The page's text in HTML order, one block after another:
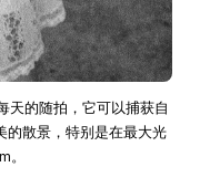
天的随拍，它可以捕获自
的散景，特别是在最大光
。